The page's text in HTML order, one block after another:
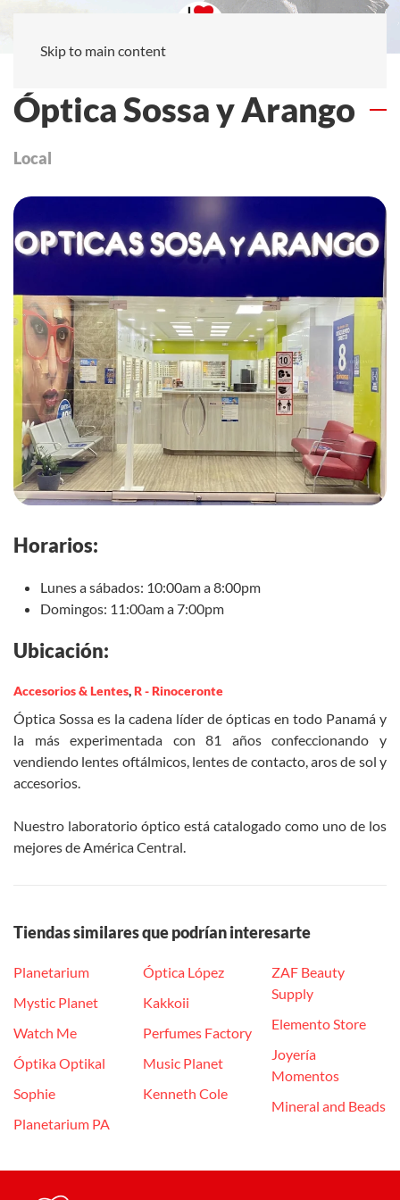
Skip to main content
Óptica Sossa y Arango
Local
Horarios:
Lunes a sábados: 10:00am a 8:00pm
Domingos: 11:00am a 7:00pm
Ubicación:
Accesorios & Lentes,R - Rinoceronte
Óptica Sossa es la cadena líder de ópticas en todo Panamá y
la más experimentada con 81 años confeccionando y
vendiendo lentes oftálmicos, lentes de contacto, aros de sol y
accesorios.
Nuestro laboratorio óptico está catalogado como uno de los
mejores de América Central.
Tiendas similares que podrían interesarte
Planetarium
Mystic Planet
Watch Me
Óptika Optikal
Sophie
Planetarium PA
Óptica López
Kakkoii
Perfumes Factory
Music Planet
Kenneth Cole
ZAF Beauty
Supply
Elemento Store
Joyería
Momentos
Mineral and Beads